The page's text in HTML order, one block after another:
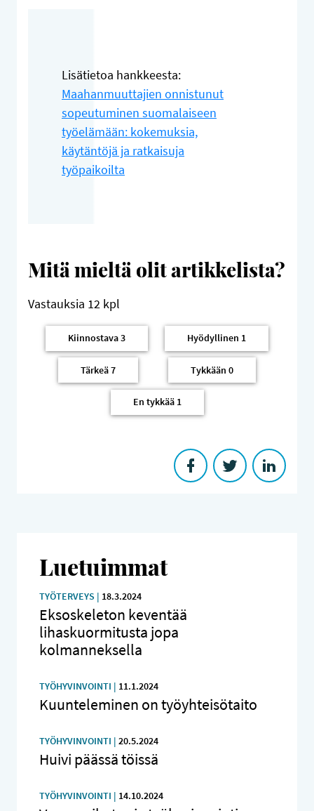
Lisätietoa hankkeesta:
Maahanmuuttajien onnistunut
sopeutuminen suomalaiseen
työelämään: kokemuksia,
käytäntöjä ja ratkaisuja
työpaikoilta
Mitä mieltä olit artikkelista?
Vastauksia 12 kpl
Kiinnostava3 Hyödyllinen 1
Tärkeä7 Tykkään 0
En tykkää 1
Luetuimmat
TYÖTERVEYS | 18.3.2024
Eksoskeleton keventää
lihaskuormitusta jopa
kolmanneksella
TYÖHYVINVOINTI | 11.1.2024
Kuunteleminen on työyhteisötaito
TYÖHYVINVOINTI | 20.5.2024
Huivi päässä töissä
TYÖHYVINVOINTI | 14.10.2024